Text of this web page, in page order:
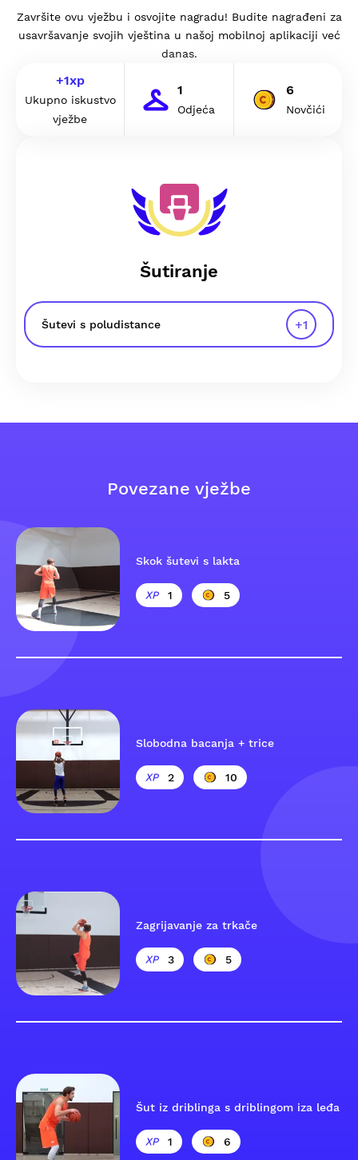
Završite ovu vježbu i osvojite nagradu! Budite nagrađeni za
usavršavanje svojih vještina u našoj mobilnoj aplikaciji već
danas.
+1xp
Ukupno iskustvo
vježbe
1
Odjeća
6
Novčići
Šutiranje
Šutevi s poludistance +1
Povezane vježbe
Skok šutevi s lakta
1 5
Slobodna bacanja + trice
2 10
Zagrijavanje za trkače
3 5
Šut iz driblinga s driblingom iza leđa
1 6